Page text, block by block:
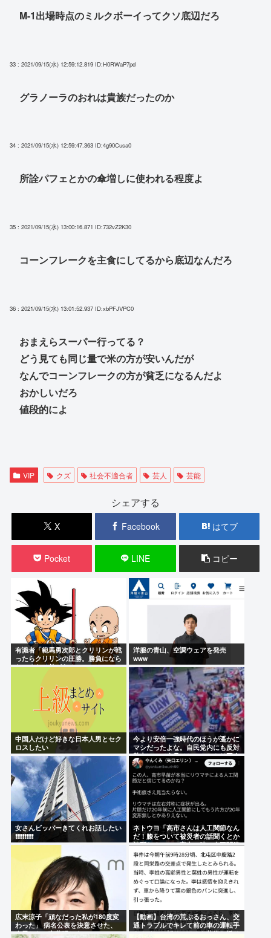
M-1出場時点のミルクボーイってクソ底辺だろ
33 : 2021/09/15(水) 12:59:12.819 ID:H0RWaP7pd
グラノーラのおれは貴族だったのか
34 : 2021/09/15(水) 12:59:47.363 ID:4g90Cusa0
所詮パフェとかの傘増しに使われる程度よ
35 : 2021/09/15(水) 13:00:16.871 ID:732vZ2K30
コーンフレークを主食にしてるから底辺なんだろ
36 : 2021/09/15(水) 13:01:52.937 ID:xbPFJVPC0
おまえらスーパー行ってる？
どう見ても同じ量で米の方が安いんだが
なんでコーンフレークの方が貧乏になるんだよ
おかしいだろ
値段的によ
VIP クズ 社会不適合者 芸人 芸能
シェアする
X Facebook はてブ
Pocket LINE コピー
有識者「範馬勇次郎とクリリンが戦
ったらクリリンの圧勝。勝負になら
ないぐらい差がある」
洋服の青山、空調ウェアを発売
www
中国人だけど好きな日本人男とセク
ロスしたい
今より安倍一強時代のほうが遥かに
マシだったよな。自民党内にも反対
勢力はいて会見はちゃんとやり国会
にも出席、僅かに常識もあった
女さんビッパーきてくれお話したい
❗❗❗❗❗❗❗❗❗❗
ネトウヨ「高市さんは人工関節なん
だ！膝をついて被災者の話聞くとか
拷問だろ！」⇒高市の膝に人工関節
の手術痕が見当たらない
広末涼子「頑なだった私が180度変
わった」 病名公表を決意させた、
次男からの言葉明かす
【動画】台湾の荒ぶるおっさん、交
通トラブルでキレて前の車の運転手
をナイフで斬りつけるも壮絶な返り